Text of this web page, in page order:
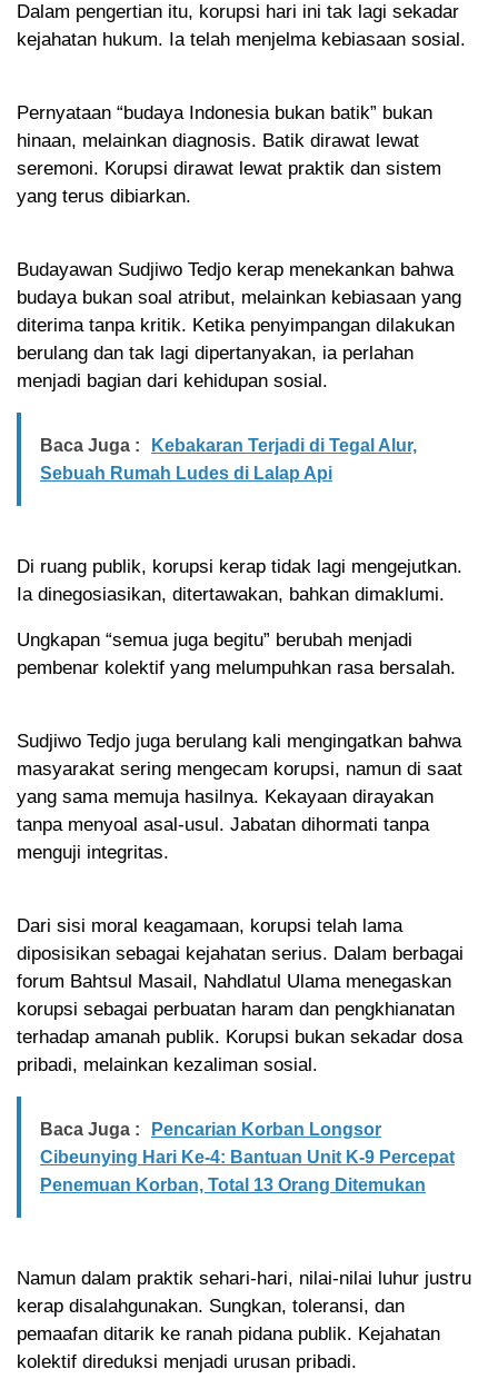
Dalam pengertian itu, korupsi hari ini tak lagi sekadar
kejahatan hukum. Ia telah menjelma kebiasaan sosial.
Pernyataan “budaya Indonesia bukan batik” bukan
hinaan, melainkan diagnosis. Batik dirawat lewat
seremoni. Korupsi dirawat lewat praktik dan sistem
yang terus dibiarkan.
Budayawan Sudjiwo Tedjo kerap menekankan bahwa
budaya bukan soal atribut, melainkan kebiasaan yang
diterima tanpa kritik. Ketika penyimpangan dilakukan
berulang dan tak lagi dipertanyakan, ia perlahan
menjadi bagian dari kehidupan sosial.
Baca Juga :
Kebakaran Terjadi di Tegal Alur,
Sebuah Rumah Ludes di Lalap Api
Di ruang publik, korupsi kerap tidak lagi mengejutkan.
Ia dinegosiasikan, ditertawakan, bahkan dimaklumi.
Ungkapan “semua juga begitu” berubah menjadi
pembenar kolektif yang melumpuhkan rasa bersalah.
Sudjiwo Tedjo juga berulang kali mengingatkan bahwa
masyarakat sering mengecam korupsi, namun di saat
yang sama memuja hasilnya. Kekayaan dirayakan
tanpa menyoal asal-usul. Jabatan dihormati tanpa
menguji integritas.
Dari sisi moral keagamaan, korupsi telah lama
diposisikan sebagai kejahatan serius. Dalam berbagai
forum Bahtsul Masail, Nahdlatul Ulama menegaskan
korupsi sebagai perbuatan haram dan pengkhianatan
terhadap amanah publik. Korupsi bukan sekadar dosa
pribadi, melainkan kezaliman sosial.
Baca Juga :
Pencarian Korban Longsor
Cibeunying Hari Ke-4: Bantuan Unit K-9 Percepat
Penemuan Korban, Total 13 Orang Ditemukan
Namun dalam praktik sehari-hari, nilai-nilai luhur justru
kerap disalahgunakan. Sungkan, toleransi, dan
pemaafan ditarik ke ranah pidana publik. Kejahatan
kolektif direduksi menjadi urusan pribadi.